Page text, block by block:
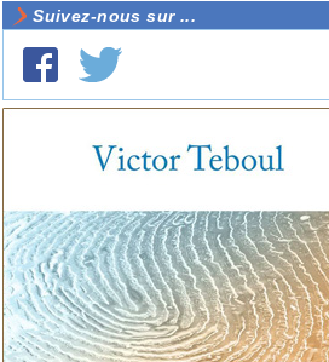
Suivez-nous sur ...